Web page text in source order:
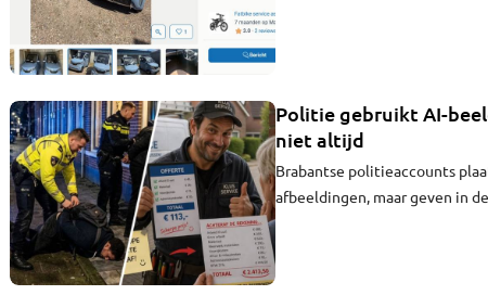
Politie gebruikt AI-
niet altijd
Brabantse politieaccounts
afbeeldingen, maar geven in